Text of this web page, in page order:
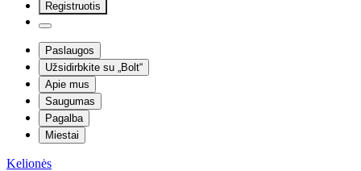
Registruotis
Paslaugos
Užsidirbkite su „Bolt“
Apie mus
Saugumas
Pagalba
Miestai
Kelionės